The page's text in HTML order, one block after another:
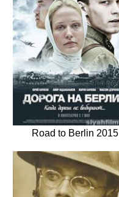
Road to Berlin 2015